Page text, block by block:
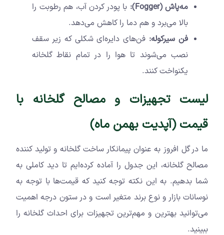
مه‌پاش (Fogger
): با پودر کردن آب، هم رطوبت را
بالا می‌برد و هم دما را کاهش می‌دهد.
فن سیرکوله: فن‌های دایره‌ای شکلی که زیر سقف
نصب می‌شوند تا هوا را در تمام نقاط گلخانه
یکنواخت کنند.
لیست تجهیزات و مصالح گلخانه با
قیمت (آپدیت بهمن ماه)
ما در گل افروز به عنوان پیمانکار ساخت گلخانه و تولید کننده
مصالح گلخانه، این جدول را آماده کرده‌ایم تا دید کاملی به
شما بدهیم. به این نکته توجه کنید که قیمت‌ها با توجه به
نوسانات بازار و نوع برند متغیر است و در ستون درجه اهمیت
می‌توانید بهترین و مهم‌ترین تجهیزات برای احداث گلخانه را
ببینید.